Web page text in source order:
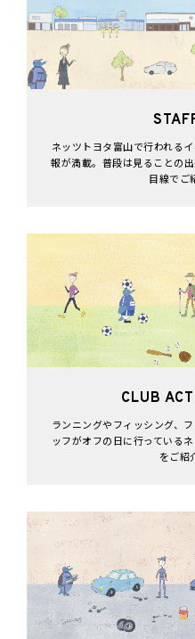
ネッツトヨタ富山で行われる
報が満載。普段は見ることの
目線でご
CLUB
ランニングやフィッシング、
ッフがオフの日に行っている
をご紹